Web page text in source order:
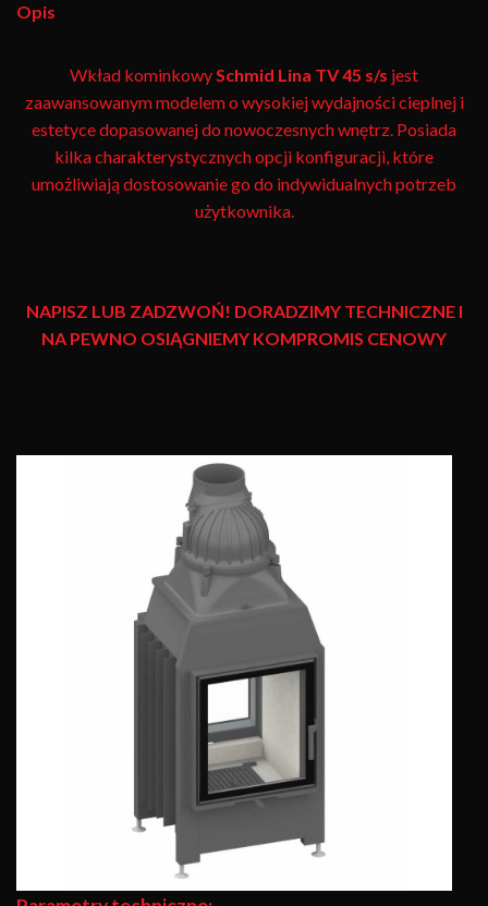
Opis
Wkład kominkowySchmid Lina TV 45 s/s jest
zaawansowanym modelem o wysokiej wydajności cieplnej i
estetyce dopasowanej do nowoczesnych wnętrz. Posiada
kilka charakterystycznych opcji konfiguracji, które
umożliwiają dostosowanie go do indywidualnych potrzeb
użytkownika.
NAPISZ LUB ZADZWOŃ! DORADZIMY TECHNICZNE I
NA PEWNO OSIĄGNIEMY KOMPROMIS CENOWY